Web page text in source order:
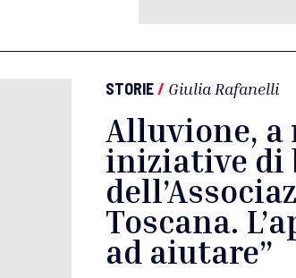
STORIE/ Giulia Rafanelli
Alluvione, a
iniziative di
Toscana.
ad aiutare”